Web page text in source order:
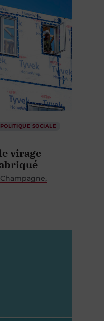
POLITIQUE SOCIALE
virage